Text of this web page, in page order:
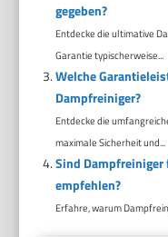
gegeben?
Entdecke die ultimative
Garantie typischerweise...
Welche
Dampfreiniger?
Entdecke die
maximale Sicherheit und...
Sind Dampfreiniger
empfehlen?
Erfahre, warum